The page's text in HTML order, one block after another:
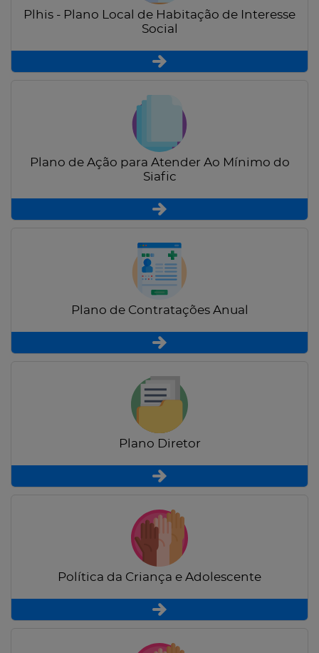
Plhis - Plano Local de Habitação de Interesse
Social
Plano de Ação para Atender Ao Mínimo do
Siafic
Plano de Contratações Anual
Plano Diretor
Política da Criança e Adolescente